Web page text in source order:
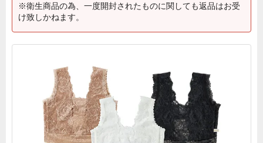
※衛生商品の為、一度開封されたものに関しても返品はお受
け致しかねます。